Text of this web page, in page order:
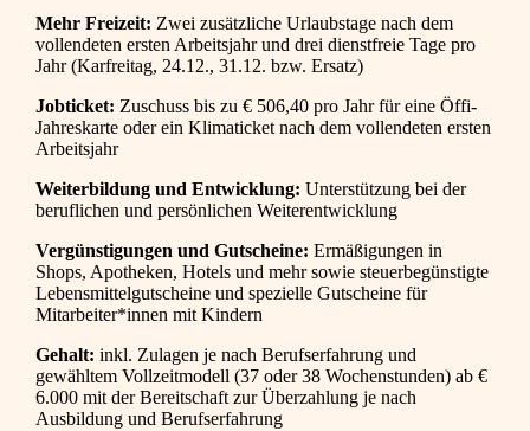
Mehr Freizeit: Zwei zusätzliche Urlaubstage nach dem
vollendeten ersten Arbeitsjahr und drei dienstfreie Tage pro
Jahr (Karfreitag, 24.12., 31.12. bzw. Ersatz)
Jobticket: Zuschuss bis zu € 506,40 pro Jahr für eine Öffi-
Jahreskarte oder ein Klimaticket nach dem vollendeten ersten
Arbeitsjahr
Weiterbildung und Entwicklung: Unterstützung bei der
beruflichen und persönlichen Weiterentwicklung
Vergünstigungen und Gutscheine: Ermäßigungen in
Shops, Apotheken, Hotels und mehr sowie steuerbegünstigte
Lebensmittelgutscheine und spezielle Gutscheine für
Mitarbeiter*innen mit Kindern
Gehalt: inkl. Zulagen je nach Berufserfahrung und
gewähltem Vollzeitmodell (37 oder 38 Wochenstunden) ab €
6.000 mit der Bereitschaft zur Überzahlung je nach
Ausbildung und Berufserfahrung